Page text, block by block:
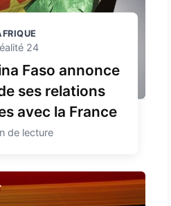
24
Faso annonce
ses relations
avec la France
de lecture